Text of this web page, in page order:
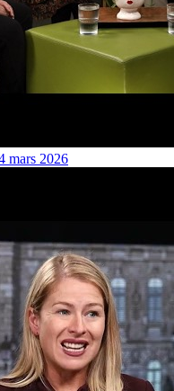
mars 2026